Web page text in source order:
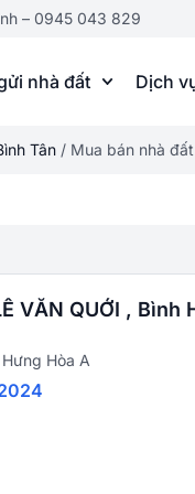
– 0945 043 829
nhà đất Dịch
Tân / Mua bán nhà
VĂN QUỚI , Bình
Hòa A